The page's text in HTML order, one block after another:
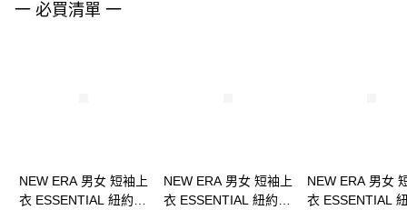
一 必買清單 一
NEW ERA 男女 短袖上
衣 ESSENTIAL 紐約洋
NEW ERA 男女 短袖上
衣 ESSENTIAL 紐約洋
NEW ERA 男女
衣 ESSENTIAL